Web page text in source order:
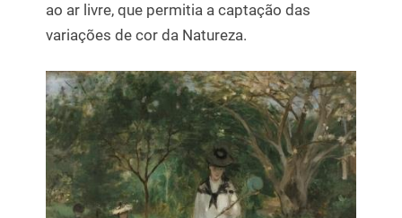
ao ar livre, que permitia a captação das
variações de cor da Natureza.